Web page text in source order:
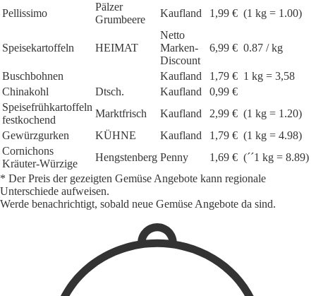
Pellissimo
Pälzer
Grumbeere
Kaufland 1,99 € (1 kg = 1.00)
Speisekartoffeln HEIMAT
Netto
Marken-
Discount
6,99 € 0.87 / kg
Buschbohnen Kaufland 1,79 € 1 kg = 3,58
Chinakohl
Dtsch. Kaufland
0,99 €
Speisefrühkartoffeln
festkochend
Marktfrisch Kaufland 2,99 € (1 kg = 1.20)
Gewürzgurken
KÜHNE Kaufland 1,79 € (1 kg = 4.98)
Cornichons
Kräuter-Würzige
Hengstenberg Penny 1,69 € (´´1 kg = 8.89)
* Der Preis der gezeigten Gemüse Angebote kann regionale
Unterschiede aufweisen.
Werde benachrichtigt, sobald neue Gemüse Angebote da sind.